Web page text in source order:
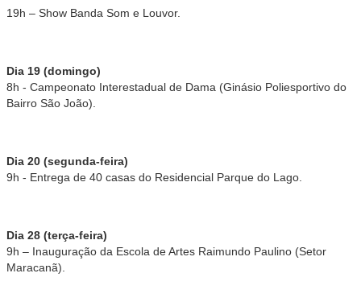
19h – Show Banda Som e Louvor.
Dia 19 (domingo)
8h - Campeonato Interestadual de Dama (Ginásio Poliesportivo do
Bairro São João).
Dia 20 (segunda-feira)
9h - Entrega de 40 casas do Residencial Parque do Lago.
Dia 28 (terça-feira)
9h – Inauguração da Escola de Artes Raimundo Paulino (Setor
Maracanã).